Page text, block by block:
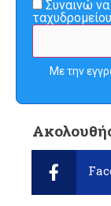
Συναινώ
Με την